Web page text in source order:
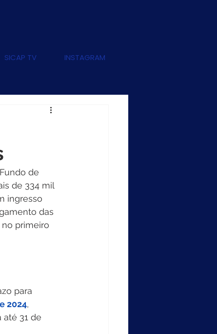
SICAP TV INSTAGRAM
de
de 334 mil
ingresso
das
no primeiro
para
2024,
até 31 de